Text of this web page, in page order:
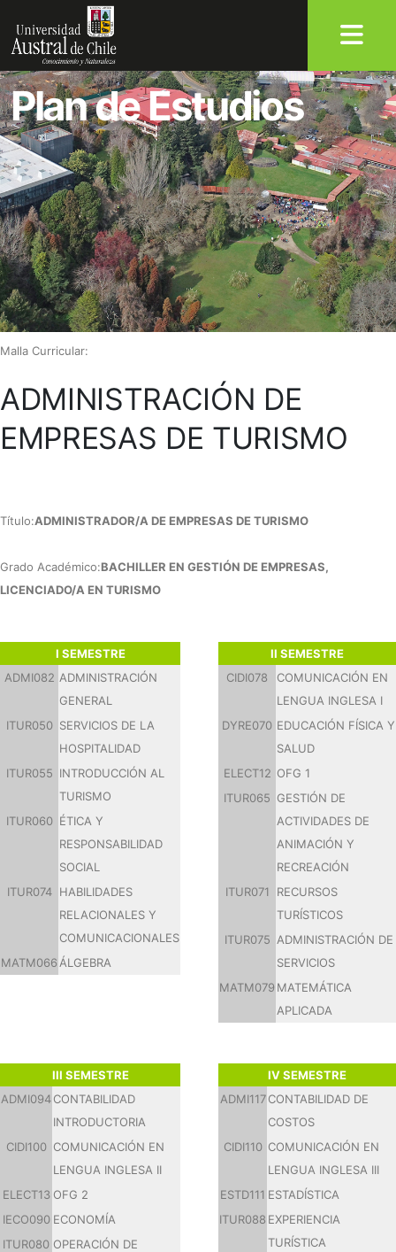
Plan de Estudios
Malla Curricular:
ADMINISTRACIÓN DE
EMPRESAS DE TURISMO
Título:ADMINISTRADOR/A DE EMPRESAS DE TURISMO
Grado Académico:BACHILLER EN GESTIÓN DE EMPRESAS,
LICENCIADO/A EN TURISMO
I SEMESTRE
ADMI082 ADMINISTRACIÓN
GENERAL
ITUR050 SERVICIOS DE LA
HOSPITALIDAD
ITUR055 INTRODUCCIÓN AL
TURISMO
ITUR060 ÉTICA Y
RESPONSABILIDAD
SOCIAL
ITUR074 HABILIDADES
RELACIONALES Y
COMUNICACIONALES
MATM066 ÁLGEBRA
II SEMESTRE
CIDI078
COMUNICACIÓN EN
LENGUA INGLESA I
DYRE070 EDUCACIÓN FÍSICA Y
SALUD
ELECT12 OFG 1
ITUR065 GESTIÓN DE
ACTIVIDADES DE
ANIMACIÓN Y
RECREACIÓN
ITUR071
RECURSOS
TURÍSTICOS
ITUR075 ADMINISTRACIÓN DE
SERVICIOS
MATM079 MATEMÁTICA
APLICADA
III SEMESTRE
ADMI094CONTABILIDAD
INTRODUCTORIA
CIDI100 COMUNICACIÓN EN
LENGUA INGLESA II
ELECT13 OFG 2
IECO090 ECONOMÍA
ITUR080 OPERACIÓN DE
IV SEMESTRE
ADMI117 CONTABILIDAD DE
COSTOS
CIDI110 COMUNICACIÓN EN
LENGUA INGLESA III
ESTD111 ESTADÍSTICA
ITUR088 EXPERIENCIA
TURÍSTICA